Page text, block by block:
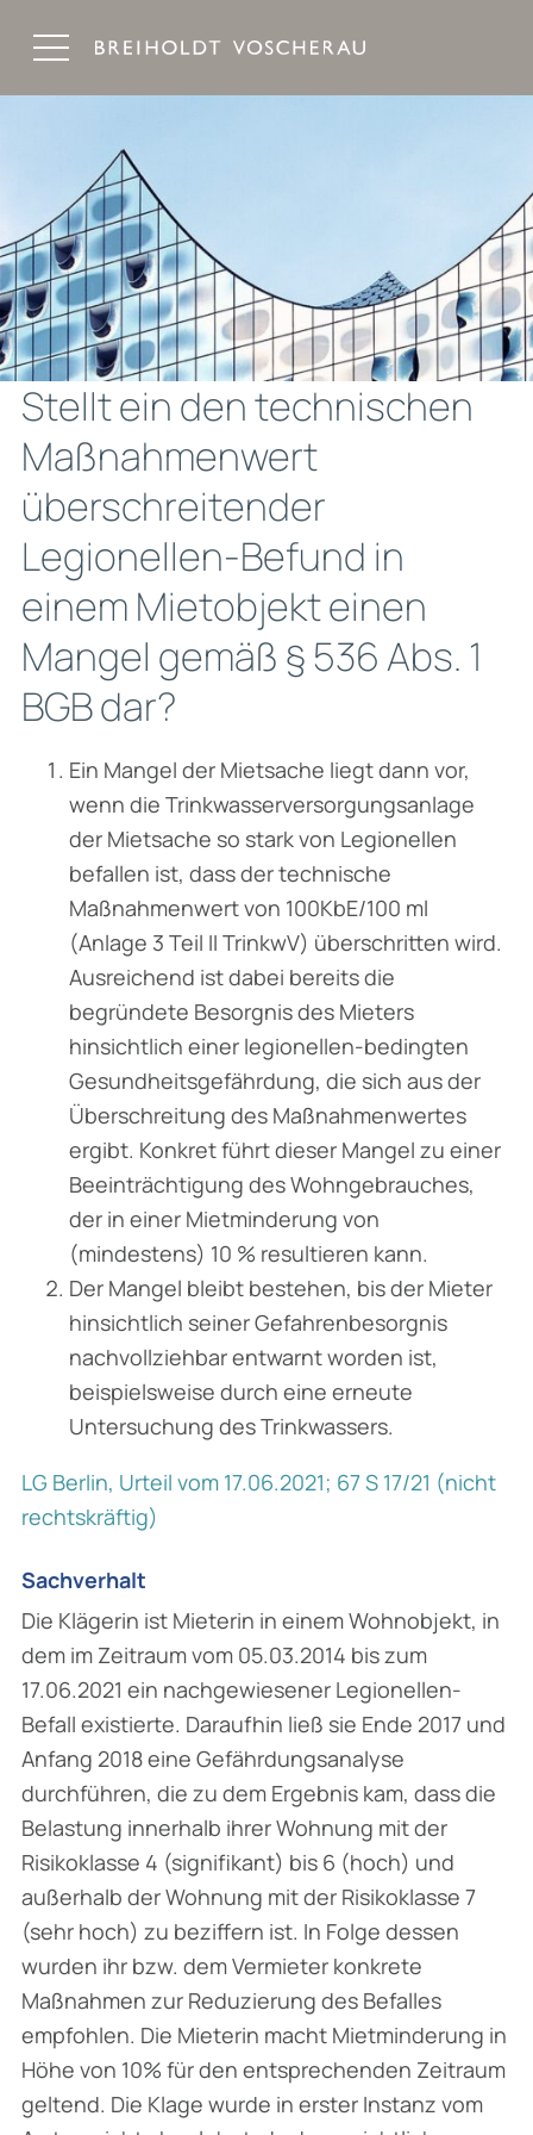
Stellt ein den technischen
Maßnahmenwert
überschreitender
Legionellen-Befund in
einem Mietobjekt einen
Mangel gemäß § 536 Abs. 1
BGB dar?
Ein Mangel der Mietsache liegt dann vor,
wenn die Trinkwasserversorgungsanlage
der Miet­sache so stark von Legionellen
befallen ist, dass der technische
Maßnahmenwert von 100KbE/100 ml
(Anlage 3 Teil II TrinkwV) überschritten wird.
Ausreichend ist dabei bereits die
begründete Besorgnis des Mieters
hinsichtlich einer legionellen-bedingten
Gesundheits­gefährdung, die sich aus der
Überschreitung des Maßnahmenwertes
ergibt. Konkret führt dieser Mangel zu einer
Beeinträchtigung des Wohngebrauches,
der in einer Mietminderung von
(mindestens) 10 % resultieren kann.
Der Mangel bleibt bestehen, bis der Mieter
hinsichtlich seiner Gefahrenbesorgnis
nachvoll­ziehbar entwarnt worden ist,
beispielsweise durch eine erneute
Untersuchung des Trink­wassers.
LG Berlin, Urteil vom 17.06.2021; 67 S 17/21 (nicht
rechtskräftig)
Sachverhalt
Die Klägerin ist Mieterin in einem Wohnobjekt, in
dem im Zeitraum vom 05.03.2014 bis zum
17.06.2021 ein nachgewiesener Legionellen-
Befall existierte. Daraufhin ließ sie Ende 2017 und
Anfang 2018 eine Gefährdungsanalyse
durchführen, die zu dem Ergebnis kam, dass die
Belas­tung innerhalb ihrer Wohnung mit der
Risikoklasse 4 (signifikant) bis 6 (hoch) und
außerhalb der Wohnung mit der Risikoklasse 7
(sehr hoch) zu beziffern ist. In Folge dessen
wurden ihr bzw. dem Vermieter konkrete
Maßnahmen zur Reduzierung des Befalles
empfohlen. Die Mie­terin macht Mietminderung in
Höhe von 10% für den entsprechenden Zeitraum
geltend. Die Klage wurde in erster Instanz vom